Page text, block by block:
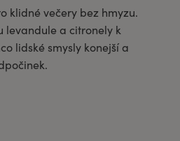
klidné večery bez hmyzu.
levandule a citronely k
lidské smysly konejší a